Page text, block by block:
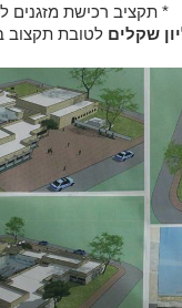
* תקציב רכישת מזגנים
לטובת תקצוב